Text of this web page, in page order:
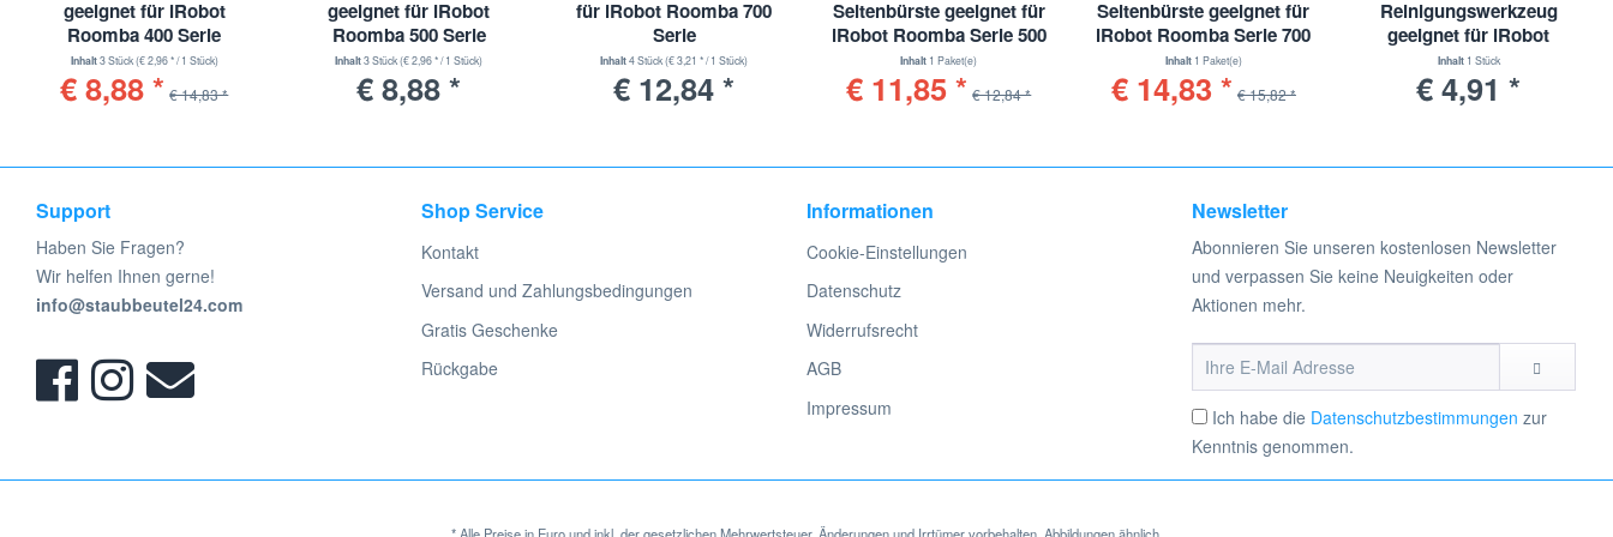
jeweiligen Herstellers. keine Werksvertretung.
geeignet für iRobot
Roomba 400 Serie
Inhalt3 Stück(€ 2,96 * / 1 Stück)
€ 8,88 * € 14,83 *
geeignet für iRobot
Roomba 500 Serie
Inhalt3 Stück(€ 2,96 * / 1 Stück)
€ 8,88 *
für iRobot Roomba 700
Serie
Inhalt4 Stück(€ 3,21 * / 1 Stück)
€ 12,84 *
Seitenbürste geeignet für
iRobot Roomba Serie 500
Inhalt 1 Paket(e)
€ 11,85 * € 12,84 *
Seitenbürste geeignet für
iRobot Roomba Serie 700
Inhalt 1 Paket(e)
€ 14,83 * € 15,82 *
Reinigungswerkzeug
geeignet für iRobot
Roomba Serie
Inhalt 1 Stück
€ 4,91 *
Support
Haben Sie Fragen?
Wir helfen Ihnen gerne!
info@staubbeutel24.com
Shop Service
Kontakt
Versand und Zahlungsbedingungen
Gratis Geschenke
Rückgabe
Informationen
Cookie-Einstellungen
Datenschutz
Widerrufsrecht
AGB
Impressum
Newsletter
Abonnieren Sie unseren kostenlosen Newsletter
und verpassen Sie keine Neuigkeiten oder
Aktionen mehr.
Ich habe die Datenschutzbestimmungen zur
Kenntnis genommen.